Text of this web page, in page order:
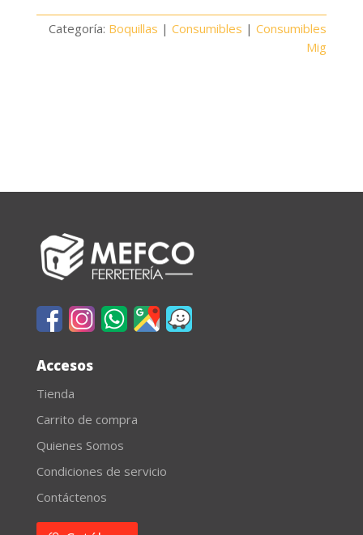
A039CH
Categoría: Boquillas |Consumibles |Consumibles
Mig
Accesos
Tienda
Carrito de compra
Quienes Somos
Condiciones de servicio
Contáctenos